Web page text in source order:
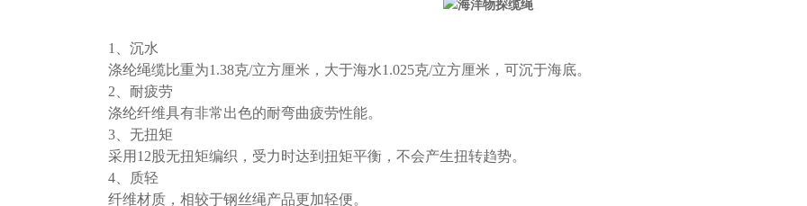
1、沉水
涤纶绳缆比重为1.38克/立方厘米，大于海水1.025克/立方厘米，可沉于海底。
2、耐疲劳
涤纶纤维具有非常出色的耐弯曲疲劳性能。
3、无扭矩
采用12股无扭矩编织，受力时达到扭矩平衡，不会产生扭转趋势。
4、质轻
纤维材质，相较于钢丝绳产品更加轻便。